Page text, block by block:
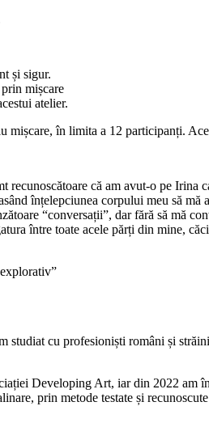
și sigur.
mișcare
atelier.
mișcare, în limita a 12 participanți.
că am avut-o pe
înțelepciunea corpului meu să
“conversații”, dar fără să mă
între toate acele părți din mine,
studiat cu profesioniști români și
Developing Art, iar din 2022 am
prin metode testate și